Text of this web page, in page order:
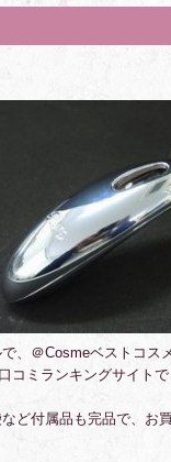
、＠Cosmeベストコス
コミランキングサイト
ど付属品も完品で、お